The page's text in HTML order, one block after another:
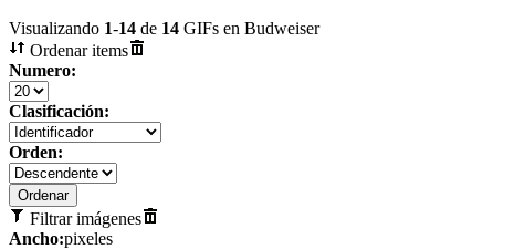
Visualizando 1-14 de 14 GIFs en Budweiser
Ordenar items
Numero:
Clasificación:
Orden:
Filtrar imágenes
Ancho:pixeles